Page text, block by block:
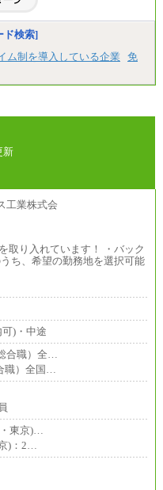
ド検索]
ム制を導入している企業
免
新
取り入れています！ ・バック
ち、希望の勤務地を選択可能
)・中途
合職）全…
職）全国…
東京)…
)：2…